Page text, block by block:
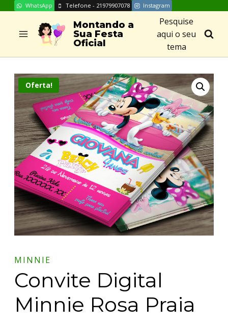
Skip
content
WhatsApp Telefone - 21979907078 Instagram
Montando a
Sua Festa
Oficial
Pesquise
aqui o seu
tema
Oferta!
MINNIE
Convite Digital
Minnie Rosa Praia